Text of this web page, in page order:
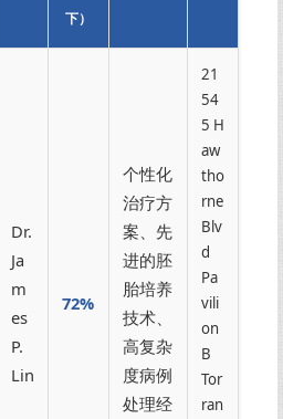
下）
Dr.
Ja
m
es
P.
Lin
72%
个性化
治疗方
案、先
进的胚
胎培养
技术、
高复杂
度病例
处理经
21
54
5 H
aw
tho
rne
Blv
d
Pa
vili
on
B
Tor
ran